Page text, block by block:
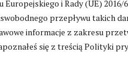
i Rady (UE)
przepływu takich
informacje z zakresu
się z treścią Polityki
O nas i Kontakt Polityka prywatności